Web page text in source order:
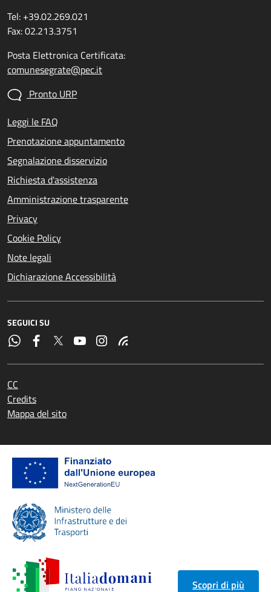
Tel: +39.02.269.021
Fax: 02.213.3751
Posta Elettronica Certificata:
comunesegrate@pec.it
Pronto URP
Leggi le FAQ
Prenotazione appuntamento
Segnalazione disservizio
Richiesta d'assistenza
Amministrazione trasparente
Privacy
Cookie Policy
Note legali
Dichiarazione Accessibilità
SEGUICI SU
CC
Credits
Mappa del sito
Scopri di più